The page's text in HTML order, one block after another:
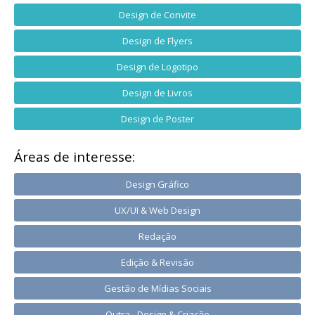
Design de Convite
Design de Flyers
Design de Logotipo
Design de Livros
Design de Poster
Áreas de interesse:
Design Gráfico
UX/UI & Web Design
Redação
Edição & Revisão
Gestão de Mídias Sociais